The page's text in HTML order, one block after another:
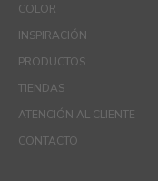
COLOR
INSPIRACIÓN
PRODUCTOS
TIENDAS
ATENCIÓN AL CLIENTE
CONTACTO